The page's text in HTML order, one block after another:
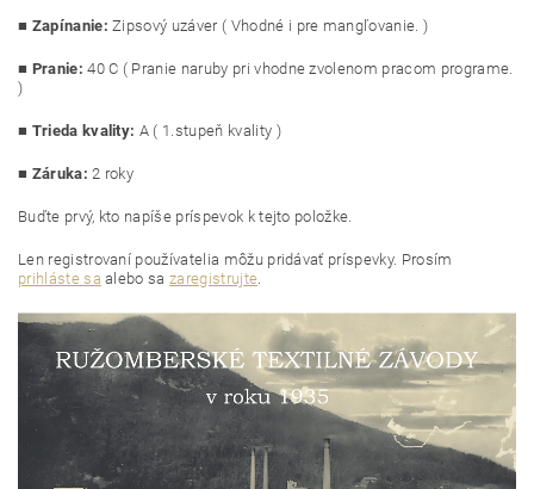
■ Zapínanie: Zipsový uzáver ( Vhodné i pre mangľovanie. )
■ Pranie: 40 C ( Pranie naruby pri vhodne zvolenom pracom programe.
)
■ Trieda kvality: A ( 1.stupeň kvality )
■ Záruka: 2 roky
Buďte prvý, kto napíše príspevok k tejto položke.
Len registrovaní používatelia môžu pridávať príspevky. Prosím
prihláste sa alebo sazaregistrujte.